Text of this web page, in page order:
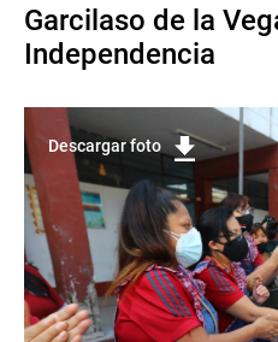
Garcilaso de la
Independencia
Descargar foto